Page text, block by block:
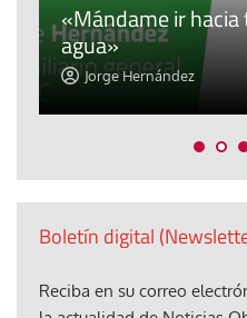
«Mándame ir
agua»
Jorge Hernández
Boletín digital
Reciba en su correo